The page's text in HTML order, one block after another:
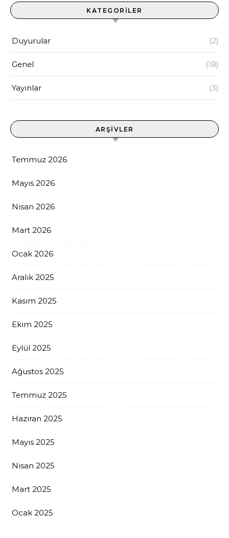
KATEGORILER
Duyurular (2)
Genel (18)
Yayınlar (3)
ARŞIVLER
Temmuz 2026
Mayıs 2026
Nisan 2026
Mart 2026
Ocak 2026
Aralık 2025
Kasım 2025
Ekim 2025
Eylül 2025
Ağustos 2025
Temmuz 2025
Haziran 2025
Mayıs 2025
Nisan 2025
Mart 2025
Ocak 2025